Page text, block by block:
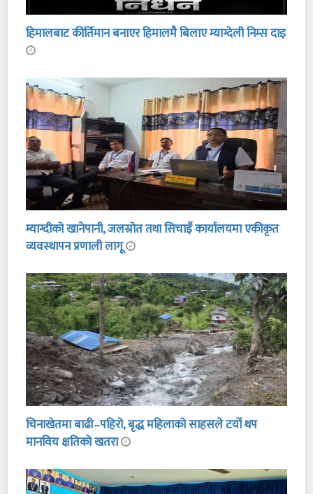
हिमालबाट कीर्तिमान बनाएर हिमालमै बिलाए म्याग्देली निम्स दाइ
म्याग्दीको खानेपानी, जलस्रोत तथा सिचाइँ कार्यालयमा एकीकृत
व्यवस्थापन प्रणाली लागू
चिनाखेतमा बाढी–पहिरो, बृद्ध महिलाको साहसले टर्यो थप
मानविय क्षतिको खतरा